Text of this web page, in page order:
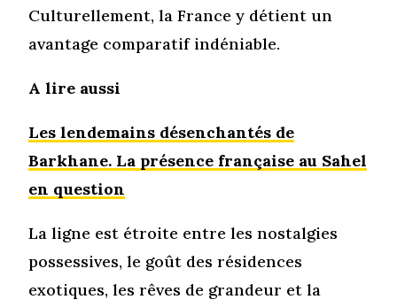
Culturellement, la France y détient un
avantage comparatif indéniable.
A lire aussi
Les lendemains désenchantés de
Barkhane. La présence française au Sahel
en question
La ligne est étroite entre les nostalgies
possessives, le goût des résidences
exotiques, les rêves de grandeur et la